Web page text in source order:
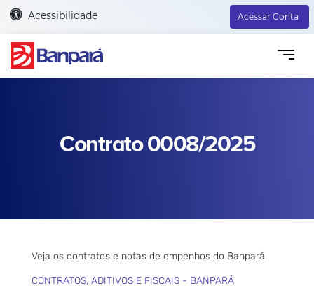
Acessibilidade Acessar Conta
Contrato 0008/2025
Veja os contratos e notas de empenhos do Banpará
CONTRATOS, ADITIVOS E FISCAIS - BANPARÁ